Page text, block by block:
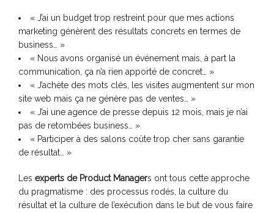
« J’ai un budget trop restreint pour que mes actions
marketing génèrent des résultats concrets en termes de
business… »
« Nous avons organisé un événement mais, à part la
communication, ça n’a rien apporté de concret… »
« J’achète des mots clés, les visites augmentent sur mon
site web mais ça ne génère pas de ventes… »
« J’ai une agence de presse depuis 12 mois, mais je n’ai
pas de retombées business… »
« Participer à des salons coûte trop cher sans garantie
de résultat… »
Les experts de Product Managers ont tous cette approche
du pragmatisme : des processus rodés, la culture du
résultat et la culture de l’exécution dans le but de vous faire